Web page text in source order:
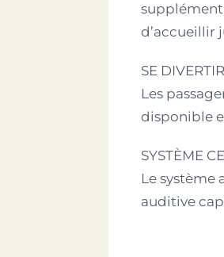
d’accueillir
SE
Les
disponible
SYSTÈME
Le
auditive